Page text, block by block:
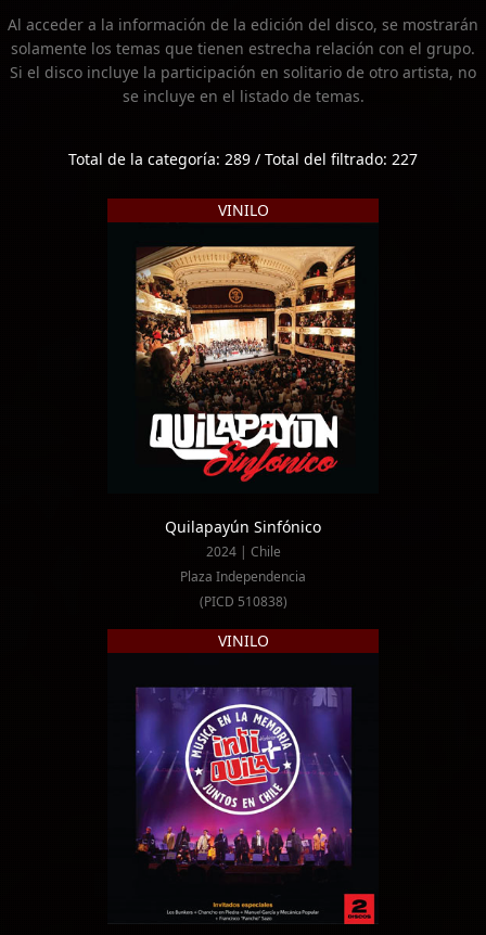
Al acceder a la información de la edición del disco, se mostrarán
solamente los temas que tienen estrecha relación con el grupo.
Si el disco incluye la participación en solitario de otro artista, no
se incluye en el listado de temas.
Total de la categoría: 289 / Total del filtrado: 227
VINILO
Quilapayún Sinfónico
2024 | Chile
Plaza Independencia
(PICD 510838)
VINILO